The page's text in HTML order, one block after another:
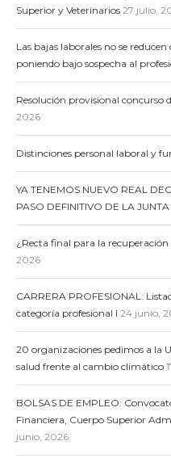
Superior y Veterinarios 27 julio,
Las bajas laborales no se
poniendo bajo sospecha al
Resolución provisional concurso
2026
Distinciones personal laboral y
YA TENEMOS NUEVO REAL
PASO DEFINITIVO DE LA
¿Recta final para la
2026
CARRERA PROFESIONAL:
categoría profesional I 24 junio,
20 organizaciones pedimos a la
salud frente al cambio climático
BOLSAS DE EMPLEO:
Financiera, Cuerpo Superior
junio, 2026